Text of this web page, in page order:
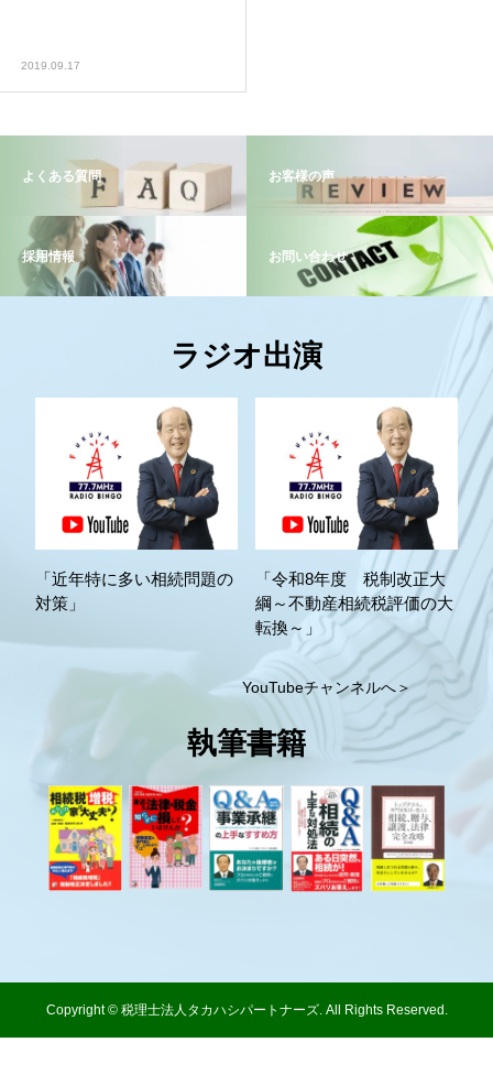
2019.09.17
よくある質問 お客様の声
採用情報 お問い合わせ
ラジオ出演
「近年特に多い相続問題の
対策」
「令和8年度 税制改正大
綱～不動産相続税評価の大
転換～」
YouTubeチャンネルへ＞
執筆書籍
Copyright © 税理士法人タカハシパートナーズ. All Rights Reserved.